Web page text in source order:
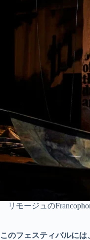
リモージュの
このフェスティバルに